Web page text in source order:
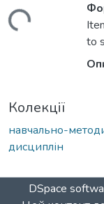
to
Колекції
навчально-
дисциплін
DSpace